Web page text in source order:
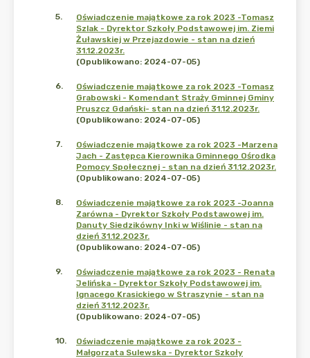
5.
Oświadczenie majątkowe za rok 2023 -Tomasz
Szlak - Dyrektor Szkoły Podstawowej im. Ziemi
Żuławskiej w Przejazdowie - stan na dzień
31.12.2023r.
(Opublikowano: 2024-07-05)
6.
Oświadczenie majątkowe za rok 2023 -Tomasz
Grabowski - Komendant Straży Gminnej Gminy
Pruszcz Gdański- stan na dzień 31.12.2023r.
(Opublikowano: 2024-07-05)
7.
Oświadczenie majątkowe za rok 2023 -Marzena
Jach - Zastępca Kierownika Gminnego Ośrodka
Pomocy Społecznej - stan na dzień 31.12.2023r.
(Opublikowano: 2024-07-05)
8.
Oświadczenie majątkowe za rok 2023 -Joanna
Zarówna - Dyrektor Szkoły Podstawowej im.
Danuty Siedzikówny Inki w Wiślinie - stan na
dzień 31.12.2023r.
(Opublikowano: 2024-07-05)
9.
Oświadczenie majątkowe za rok 2023 - Renata
Jelińska - Dyrektor Szkoły Podstawowej im.
Ignacego Krasickiego w Straszynie - stan na
dzień 31.12.2023r.
(Opublikowano: 2024-07-05)
10.
Oświadczenie majątkowe za rok 2023 -
Małgorzata Sulewska - Dyrektor Szkoły